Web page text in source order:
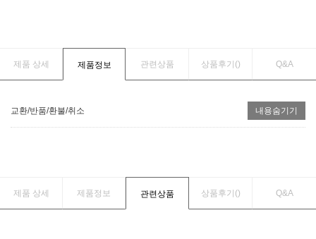
제품 상세 제품정보 관련상품 상품후기() Q&A
교환/반품/환불/취소 내용숨기기
제품 상세 제품정보 관련상품 상품후기() Q&A